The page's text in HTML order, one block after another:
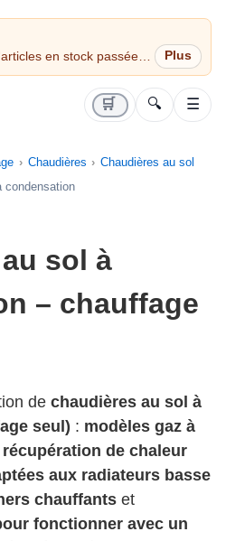
en stock passées
le jour même (jours
🛒 🔍 ☰
Chaudières
Chaudières au sol
condensation
sol à
– chauffage
de chaudières au sol à
seul) : modèles gaz à
de chaleur
aux radiateurs basse
chauffants et
fonctionner avec un